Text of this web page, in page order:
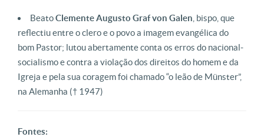
BeatoClemente Augusto Graf von Galen , bispo, que
reflectiu entre o clero e o povo a imagem evangélica do
bom Pastor; lutou abertamente conta os erros do nacional-
socialismo e contra a violação dos direitos do homem e da
Igreja e pela sua coragem foi chamado “o leão de Münster”,
na Alemanha († 1947)
Fontes: